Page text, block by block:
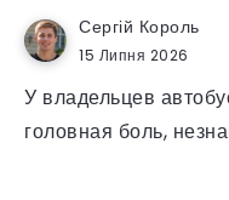
Сергій Король
15 Липня 2026
У владельцев
головная боль,